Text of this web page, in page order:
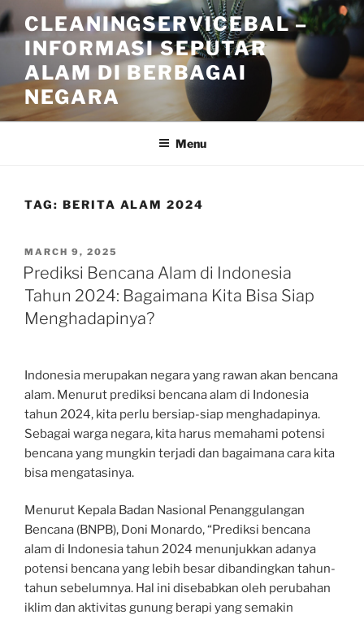
Skip
to
content
CLEANINGSERVICEBAL –
INFORMASI SEPUTAR
ALAM DI BERBAGAI
NEGARA
Menu
TAG: BERITA ALAM 2024
POSTED
ON
MARCH 9, 2025
Prediksi Bencana Alam di Indonesia
Tahun 2024: Bagaimana Kita Bisa Siap
Menghadapinya?
Indonesia merupakan negara yang rawan akan bencana
alam. Menurut prediksi bencana alam di Indonesia
tahun 2024, kita perlu bersiap-siap menghadapinya.
Sebagai warga negara, kita harus memahami potensi
bencana yang mungkin terjadi dan bagaimana cara kita
bisa mengatasinya.
Menurut Kepala Badan Nasional Penanggulangan
Bencana (BNPB), Doni Monardo, “Prediksi bencana
alam di Indonesia tahun 2024 menunjukkan adanya
potensi bencana yang lebih besar dibandingkan tahun-
tahun sebelumnya. Hal ini disebabkan oleh perubahan
iklim dan aktivitas gunung berapi yang semakin